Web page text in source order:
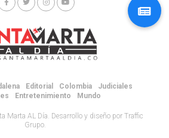
Editorial Colombia
Judiciales
Entretenimiento Mundo
Marta AL Día. Desarrollo y diseño por Traffic
Grupo.